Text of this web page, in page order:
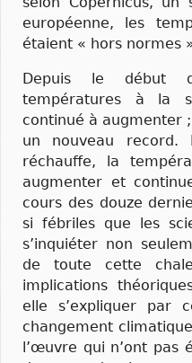
européenne, les
étaient « hors normes
Depuis le début
températures à la
continué à augmenter
un nouveau record.
réchauffe, la
augmenter et
cours des douze
si fébriles que les
s’inquiéter non
de toute cette
implications
elle s’expliquer par
changement
l’œuvre qui n’ont pas